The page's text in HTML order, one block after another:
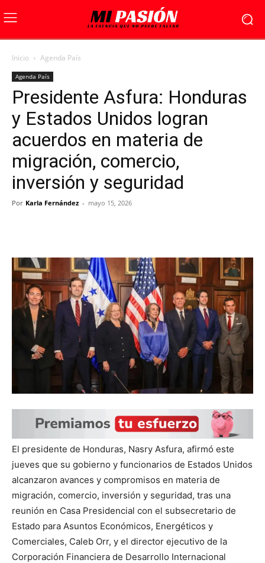
Inicio Agenda País
Agenda País
Presidente Asfura: Honduras
y Estados Unidos logran
acuerdos en materia de
migración, comercio,
inversión y seguridad
Por Karla Fernández - mayo 15, 2026
El presidente de Honduras, Nasry Asfura, afirmó este
jueves que su gobierno y funcionarios de Estados Unidos
alcanzaron avances y compromisos en materia de
migración, comercio, inversión y seguridad, tras una
reunión en Casa Presidencial con el subsecretario de
Estado para Asuntos Económicos, Energéticos y
Comerciales, Caleb Orr, y el director ejecutivo de la
Corporación Financiera de Desarrollo Internacional